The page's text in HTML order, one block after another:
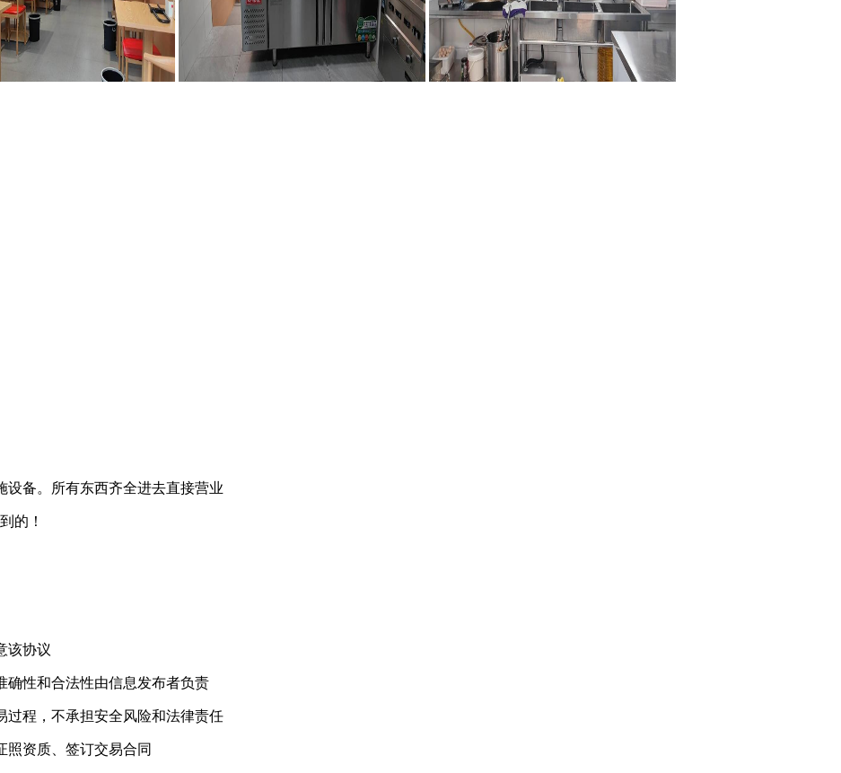
设备。所有东西齐全进去直接营业
的！
该协议
性和合法性由信息发布者负责
程，不承担安全风险和法律责任
资质、签订交易合同